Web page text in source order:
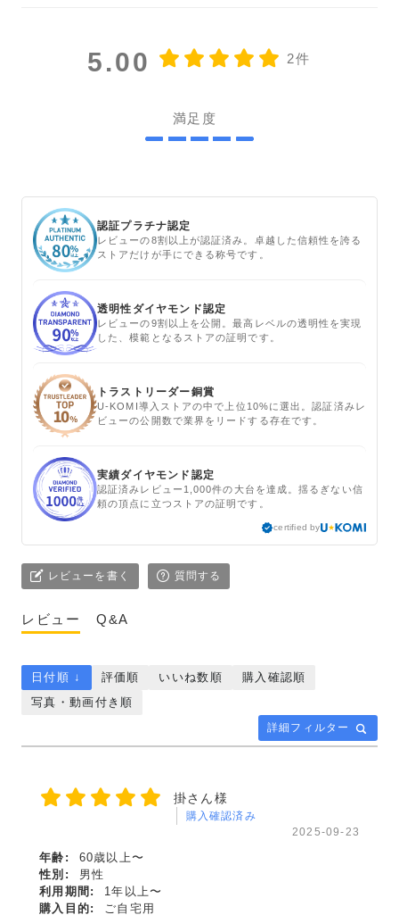
5.00 2件
満足度
認証プラチナ認定
レビューの8割以上が認証済み。卓越した信頼性を誇る
ストアだけが手にできる称号です。
透明性ダイヤモンド認定
レビューの9割以上を公開。最高レベルの透明性を実現
した、模範となるストアの証明です。
トラストリーダー銅賞
U-KOMI導入ストアの中で上位10%に選出。認証済みレ
ビューの公開数で業界をリードする存在です。
実績ダイヤモンド認定
認証済みレビュー1,000件の大台を達成。揺るぎない信
頼の頂点に立つストアの証明です。
certified by
レビューを書く 質問する
レビュー Q&A
詳細フィルター
日付順 ↓ 評価順 いいね数順
購入確認順
写真・動画付き順
掛さん様
購入確認済み
2025-09-23
年齢:
60歳以上〜
性別:
男性
利用期間:
1年以上〜
購入目的:
ご自宅用